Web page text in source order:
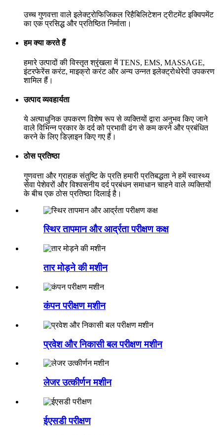
उच्च गुणवत्ता वाले इलेक्ट्रोफिजिकल रिहैबिलिटेशन ट्रीटमेंट इक्विपमेंट
का एक प्रसिद्ध और प्रतिष्ठित निर्माता।
हम क्या करते हैं
हमारे उत्पादों की विस्तृत श्रृंखला में TENS, EMS, MASSAGE,
इंटरफेरेंस करंट, माइक्रो करंट और अन्य उन्नत इलेक्ट्रोथेरेपी उपकरण
शामिल हैं।
उत्पाद व्यवहार्यता
ये अत्याधुनिक उपकरण विशेष रूप से व्यक्तियों द्वारा अनुभव किए जाने
वाले विभिन्न प्रकार के दर्द को प्रभावी ढंग से कम करने और प्रबंधित
करने के लिए डिज़ाइन किए गए हैं।
ठोस प्रतिष्ठा
गुणवत्ता और ग्राहक संतुष्टि के प्रति हमारी प्रतिबद्धता ने हमें स्वास्थ्य
सेवा पेशेवरों और विश्वसनीय दर्द प्रबंधन समाधान चाहने वाले व्यक्तियों
के बीच एक ठोस प्रतिष्ठा दिलाई है।
स्थिर तापमान और आर्द्रता परीक्षण कक्ष
तार मोड़ने की मशीन
कंपन परीक्षण मशीन
प्रवेश और निकासी बल परीक्षण मशीन
लेजर उत्कीर्णन मशीन
ईएसडी परीक्षण